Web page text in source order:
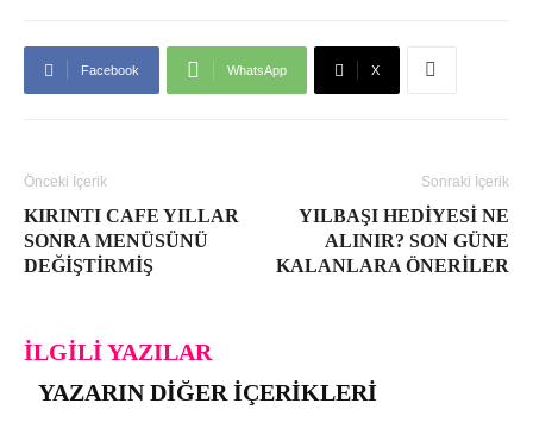
Facebook WhatsApp X
Önceki İçerik
KIRINTI CAFE YILLAR
SONRA MENÜSÜNÜ
DEĞIŞTIRMIŞ
Sonraki İçerik
YILBAŞI HEDIYESI NE
ALINIR? SON GÜNE
KALANLARA ÖNERILER
İLGILI YAZILAR
YAZARIN DIĞER İÇERIKLERI